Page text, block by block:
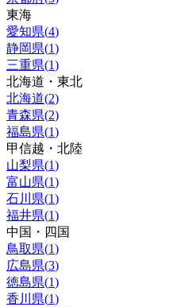
東海
愛知県(4)
静岡県(1)
三重県(1)
北海道・東北
北海道(2)
青森県(2)
福島県(1)
甲信越・北陸
山梨県(1)
富山県(1)
石川県(1)
福井県(1)
中国・四国
鳥取県(1)
広島県(3)
徳島県(1)
香川県(1)